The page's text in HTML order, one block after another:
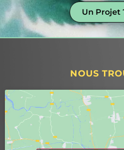
impression : "Nous
d'installations de
te dire que celle-ci est un
c'est agréable de voir de
mon plombier), je vous
top.Continuez à
qualité
Un Projet
NOUS